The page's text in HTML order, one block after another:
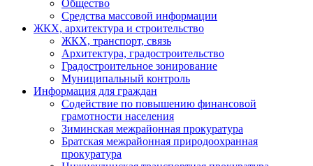
Общество
Средства массовой информации
ЖКХ, архитектура и строительство
ЖКХ, транспорт, связь
Архитектура, градостроительство
Градостроительное зонирование
Муниципальный контроль
Информация для граждан
Содействие по повышению финансовой
грамотности населения
Зиминская межрайонная прокуратура
Братская межрайонная природоохранная
прокуратура